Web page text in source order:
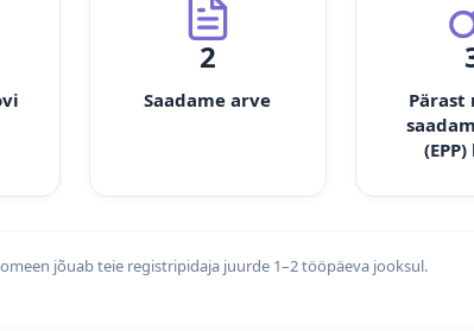
2
Saadame arve
Pärast
jõuab teie registripidaja juurde 1–2 tööpäeva jooksul.